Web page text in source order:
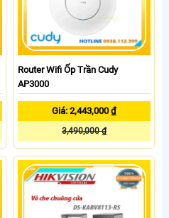
Router Wifi Ốp Trần Cudy
AP3000
Giá: 2,443,000 ₫
3,490,000 ₫